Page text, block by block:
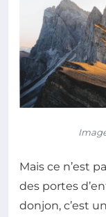
Mais ce n’est
des portes
donjon, c’est